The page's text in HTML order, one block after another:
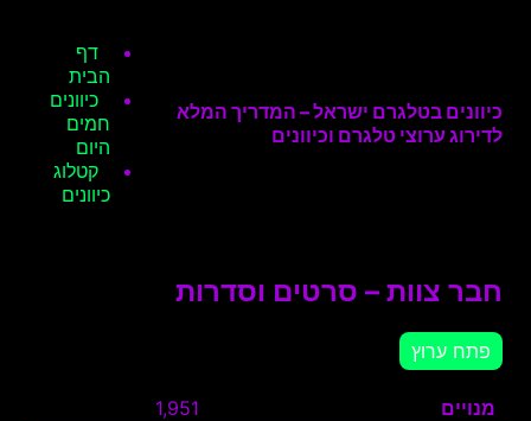
כיוונים בטלגרם ישראל – המדריך המלא
לדירוג ערוצי טלגרם וכיוונים
דף
הבית
כיוונים
חמים
היום
קטלוג
כיוונים
חבר צוות – סרטים וסדרות
פתח ערוץ
מנויים
1,951